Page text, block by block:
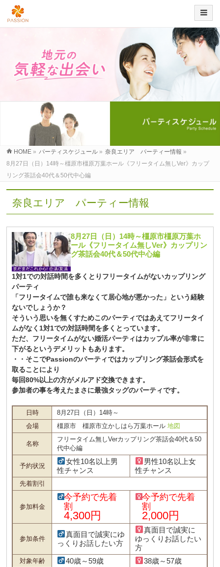
HOME » パーティスケジュール » 奈良エリア パーティー情報 »
8月27日（日）14時～橿原市橿原万葉ホール《フリータイム無しVer》カップ
リング茶話会40代＆50代中心編
奈良エリア パーティー情報
8月27日（日）14時～橿原市橿原万葉ホ
ール《フリータイム無しVer》カップリン
グ茶話会40代＆50代中心編
1対1での対話時間を多くとりフリータイムがないカップリング
パーティ
「フリータイムで誰も来なくて居心地が悪かった」という経験
ないでしょうか？
そういう思いを無くすためこのパーティではあえてフリータイ
ムがなく1対1での対話時間を多くとっています。
ただ、フリータイムがない婚活パーティはカップル率が非常に
下がるというデメリットもあります。
・・そこでPassionのパーティではカップリング茶話会形式を
取ることにより
毎回80%以上の方がメルアド交換できます。
参加者の事を考えたまさに最強タッグのパーティです。
日時
8月27日（日）14時～
会場
橿原市 橿原市立かしはら万葉ホール地図
名称
フリータイム無しVerカップリング茶話会40代＆50
代中心編
予約状況
女性10名以上男
性チャンス
男性10名以上女
性チャンス
先着割引
参加料金
今予約で先着
割
4,300円
今予約で先着
割
2,000円
参加条件
真面目で誠実にゆ
っくりお話したい方
真面目で誠実に
ゆっくりお話したい
方
対象年齢 40歳～59歳 38歳～57歳